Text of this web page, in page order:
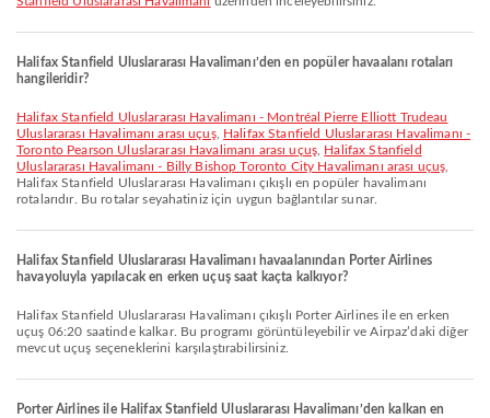
Halifax Stanfield Uluslararası Havalimanı’den en popüler havaalanı rotaları
hangileridir?
Halifax Stanfield Uluslararası Havalimanı - Montréal Pierre Elliott Trudeau
Uluslararası Havalimanı arası uçuş, Halifax Stanfield Uluslararası Havalimanı -
Toronto Pearson Uluslararası Havalimanı arası uçuş Halifax Stanfield
Uluslararası Havalimanı - Billy Bishop Toronto City Havalimanı arası uçuş
Halifax Stanfield Uluslararası Havalimanı çıkışlı en popüler havalimanı
rotalarıdır. Bu rotalar seyahatiniz için uygun bağlantılar sunar.
Halifax Stanfield Uluslararası Havalimanı havaalanından Porter Airlines
havayoluyla yapılacak en erken uçuş saat kaçta kalkıyor?
Halifax Stanfield Uluslararası Havalimanı çıkışlı Porter Airlines ile en erken
uçuş 06:20 saatinde kalkar. Bu programı görüntüleyebilir ve Airpaz’daki diğer
mevcut uçuş seçeneklerini karşılaştırabilirsiniz.
Porter Airlines ile Halifax Stanfield Uluslararası Havalimanı’den kalkan en